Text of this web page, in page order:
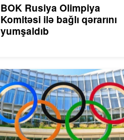
BOK Rusiya Olimpiya
Komitəsi ilə bağlı qərarını
yumşaldıb